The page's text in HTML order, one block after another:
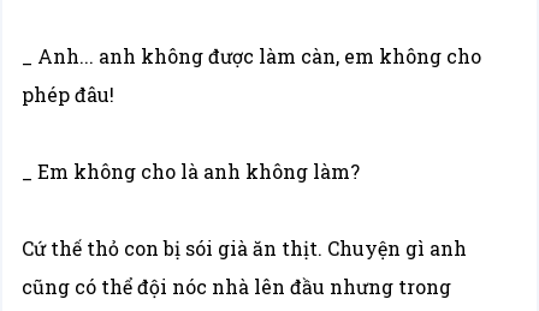
_ Anh... anh không được làm càn, em không cho
phép đâu!
_ Em không cho là anh không làm?
Cứ thế thỏ con bị sói già ăn thịt. Chuyện gì anh
cũng có thể đội nóc nhà lên đầu nhưng trong